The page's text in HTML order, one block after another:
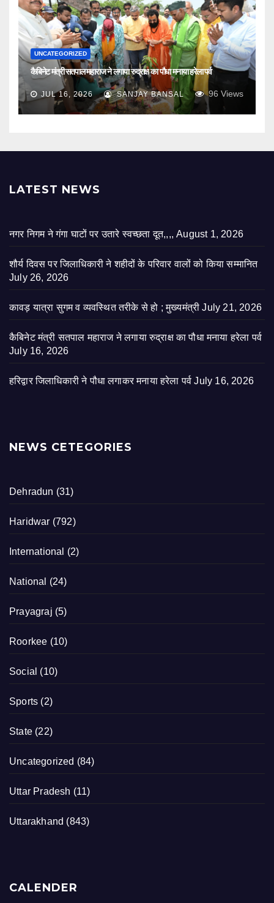
UNCATEGORIZED
कैबिनेट मंत्री सतपाल महाराज ने लगाया रुद्राक्ष का पौधा मनाया हरेला पर्व
JUL 16, 2026 SANJAY BANSAL 96 Views
LATEST NEWS
नगर निगम ने गंगा घाटों पर उतारे स्वच्छता दूत,,,, August 1, 2026
शौर्य दिवस पर जिलाधिकारी ने शहीदों के परिवार वालों को किया सम्मानित
July 26, 2026
कावड़ यात्रा सुगम व व्यवस्थित तरीके से हो ; मुख्यमंत्री July 21, 2026
कैबिनेट मंत्री सतपाल महाराज ने लगाया रुद्राक्ष का पौधा मनाया हरेला पर्व
July 16, 2026
हरिद्वार जिलाधिकारी ने पौधा लगाकर मनाया हरेला पर्व July 16, 2026
NEWS CETEGORIES
Dehradun (31)
Haridwar (792)
International (2)
National (24)
Prayagraj (5)
Roorkee (10)
Social (10)
Sports (2)
State (22)
Uncategorized (84)
Uttar Pradesh (11)
Uttarakhand (843)
CALENDER